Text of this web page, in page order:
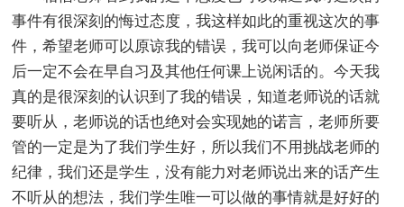
事件有很深刻的悔过态度，我这样如此的重视这次的事
件，希望老师可以原谅我的错误，我可以向老师保证今
后一定不会在早自习及其他任何课上说闲话的。今天我
真的是很深刻的认识到了我的错误，知道老师说的话就
要听从，老师说的话也绝对会实现她的诺言，老师所要
管的一定是为了我们学生好，所以我们不用挑战老师的
纪律，我们还是学生，没有能力对老师说出来的话产生
不听从的想法，我们学生唯一可以做的事情就是好好的